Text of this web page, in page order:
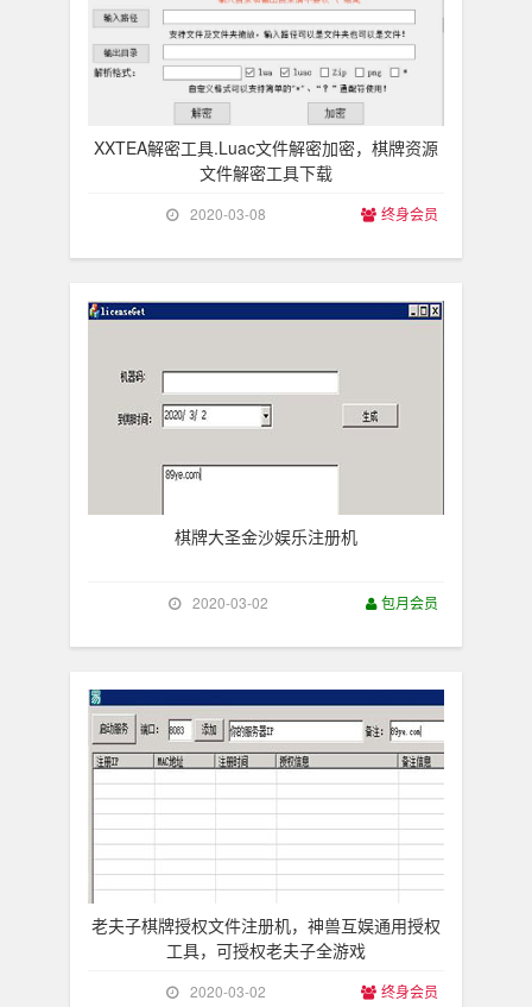
XXTEA解密工具.Luac文件解密加密，棋牌资源
文件解密工具下载
2020-03-08 终身会员
​棋牌大圣金沙娱乐注册机
2020-03-02 包月会员
老夫子棋牌授权文件注册机，神兽互娱通用授权
工具，可授权老夫子全游戏
2020-03-02 终身会员